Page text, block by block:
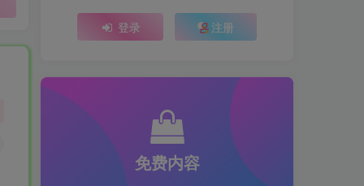
登录 注册
免费内容